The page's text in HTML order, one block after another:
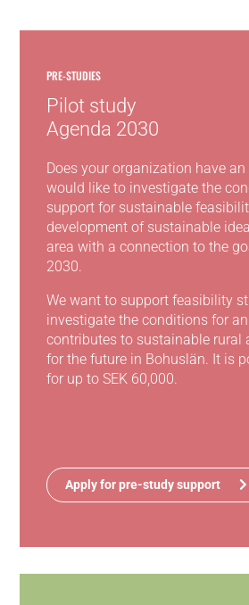
PRE-STUDIES
Pilot study
Agenda 2030
Does your organization have
would like to investigate the
support for sustainable
development of sustainable
area with a connection to the
2030.
We want to support feasibility
investigate the conditions for
contributes to sustainable rural
for the future in Bohuslän. It is
for up to SEK 60,000.
Apply for pre-study support